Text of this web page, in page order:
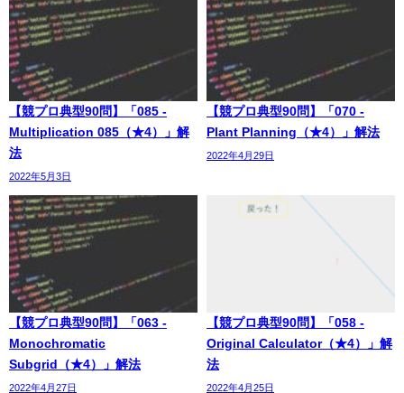
【競プロ典型90問】「085 -
Multiplication 085（★4）」解
法
2022年5月3日
【競プロ典型90問】「070 -
Plant Planning（★4）」解法
2022年4月29日
【競プロ典型90問】「063 -
Monochromatic
Subgrid（★4）」解法
2022年4月27日
【競プロ典型90問】「058 -
Original Calculator（★4）」解
法
2022年4月25日